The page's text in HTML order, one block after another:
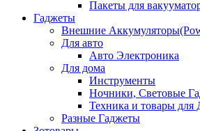
Пакеты для
Гаджеты
Внешние
Для авто
Авто Электроника
Для дома
Инструменты
Ночники, Световые
Техника и товары для
Разные Гаджеты